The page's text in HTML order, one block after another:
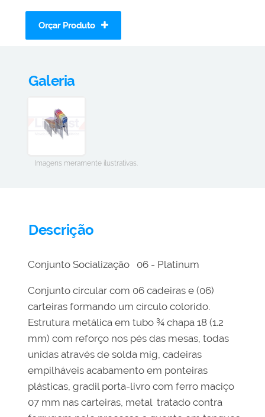
Orçar Produto
Galeria
Imagens meramente ilustrativas.
Descrição
Conjunto Socialização 06 - Platinum
Conjunto circular com 06 cadeiras e (06)
carteiras formando um círculo colorido.
Estrutura metálica em tubo ¾ chapa 18 (1.2
mm) com reforço nos pés das mesas, todas
unidas através de solda mig, cadeiras
empilháveis acabamento em ponteiras
plásticas, gradil porta-livro com ferro maciço
07 mm nas carteiras, metal tratado contra